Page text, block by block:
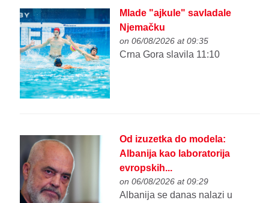
Mlade "ajkule" savladale
Njemačku
on 06/08/2026 at 09:35
Crna Gora slavila 11:10
Od izuzetka do modela:
Albanija kao laboratorija
evropskih...
on 06/08/2026 at 09:29
Albanija se danas nalazi u